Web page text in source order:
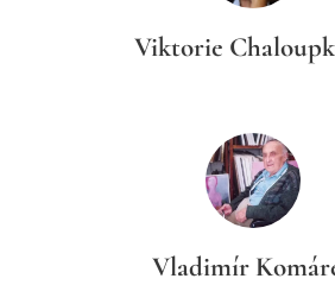
Viktorie
Vladimír